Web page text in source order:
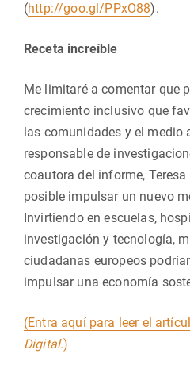
(http://goo.gl/PPxO88).
Receta increíble
Me limitaré a comentar que
crecimiento inclusivo que
las comunidades y el medio
responsable de
coautora del informe, Teresa
posible impulsar un nuevo
Invirtiendo en escuelas,
investigación y tecnología,
ciudadanas europeos
impulsar una economía
(Entra aquí para leer el
Digital.)